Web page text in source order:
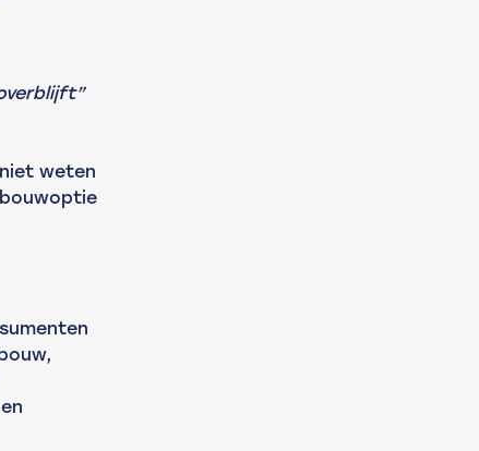
weten